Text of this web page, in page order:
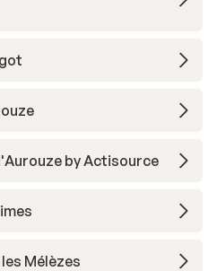
by Actisource
Mélèzes